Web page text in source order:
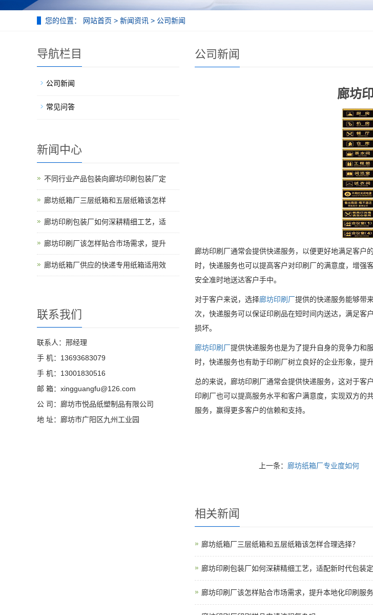
您的位置： 网站首页 > 新闻资讯 > 公司新闻
公司新闻
廊坊
廊坊印刷厂通常会提供快递服务，以便更好地满足客户
时，快递服务也可以提高客户对印刷厂的满意度，增强
安全准时地送达客户手中。
对于客户来说，选择廊坊印刷厂提供的快递服务能够带
次，快递服务可以保证印刷品在短时间内送达，满足客
损坏。
廊坊印刷厂提供快递服务也是为了提升自身的竞争力和
时，快递服务也有助于印刷厂树立良好的企业形象，提
总的来说，廊坊印刷厂通常会提供快递服务，这对于客
印刷厂也可以提高服务水平和客户满意度，实现双方的
服务，赢得更多客户的信赖和支持。
上一条： 廊坊纸箱厂专业度如何
相关新闻
廊坊纸箱厂三层纸箱和五层纸箱该怎样合理选择？
廊坊印刷包装厂如何深耕精细工艺，适配新时代包装定
廊坊印刷厂该怎样贴合市场需求，提升本地化印刷服务
导航栏目
公司新闻
常见问答
新闻中心
不同行业产品包装向廊坊印刷包装厂定
廊坊纸箱厂三层纸箱和五层纸箱该怎样
廊坊印刷包装厂如何深耕精细工艺，适
廊坊印刷厂该怎样贴合市场需求，提升
廊坊纸箱厂供应的快递专用纸箱适用效
联系我们
联系人：邢经理
手 机：13693683079
手 机：13001830516
邮 箱：xingguangfu@126.com
公 司：廊坊市悦品纸塑制品有限公司
地 址：廊坊市广阳区九州工业园